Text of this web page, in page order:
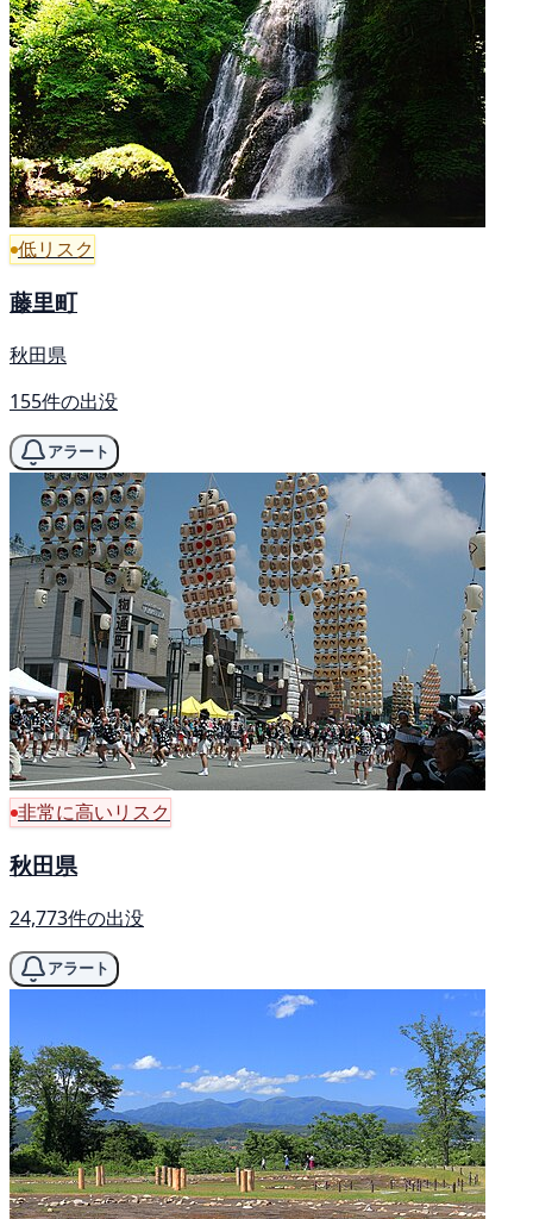
低リスク
藤里町
秋田県
155件の出没
アラート
非常に高いリスク
秋田県
24,773件の出没
アラート